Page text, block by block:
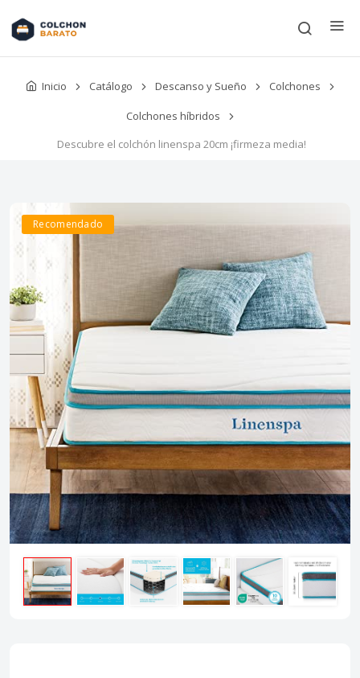
Inicio Catálogo Descanso y Sueño Colchones
Colchones híbridos
Descubre el colchón linenspa 20cm ¡firmeza media!
Recomendado